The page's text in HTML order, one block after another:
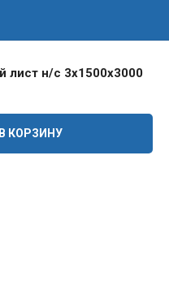
лист н/с 3х1500х3000
В КОРЗИНУ